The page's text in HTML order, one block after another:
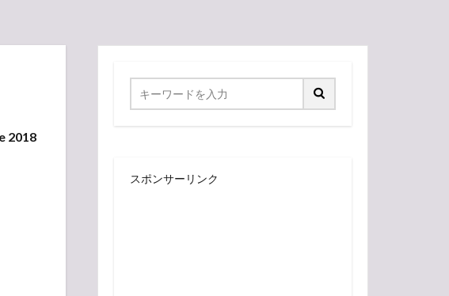
2018
スポンサーリンク